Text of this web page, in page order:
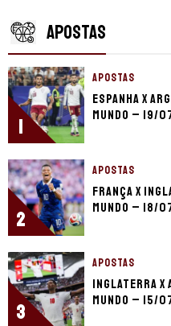
APOSTAS
1
APOSTAS
Espanha x
Mundo – 19/
2
APOSTAS
França x
Mundo – 18/
3
APOSTAS
Inglaterra x
Mundo – 15/